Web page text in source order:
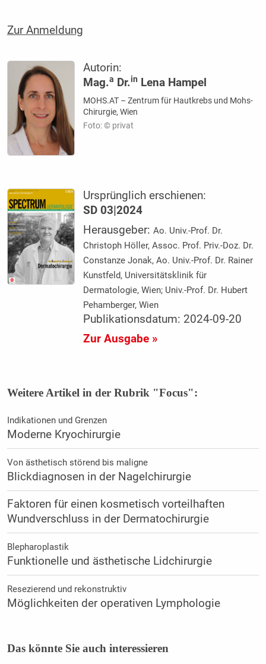
Zur Anmeldung
Autorin:
Mag.a Dr.in Lena Hampel
MOHS.AT – Zentrum für Hautkrebs und Mohs-
Chirurgie, Wien
Foto: © privat
Ursprünglich erschienen:
SD 03|2024
Herausgeber:Ao. Univ.-Prof. Dr.
Christoph Höller, Assoc. Prof. Priv.-Doz. Dr.
Constanze Jonak, Ao. Univ.-Prof. Dr. Rainer
Kunstfeld, Universitätsklinik für
Dermatologie, Wien; Univ.-Prof. Dr. Hubert
Pehamberger, Wien
Publikationsdatum: 2024-09-20
Zur Ausgabe »
Weitere Artikel in der Rubrik "Focus":
Indikationen und Grenzen
Moderne Kryochirurgie
Von ästhetisch störend bis maligne
Blickdiagnosen in der Nagelchirurgie
Faktoren für einen kosmetisch vorteilhaften
Wundverschluss in der Dermatochirurgie
Blepharoplastik
Funktionelle und ästhetische Lidchirurgie
Resezierend und rekonstruktiv
Möglichkeiten der operativen Lymphologie
Das könnte Sie auch interessieren